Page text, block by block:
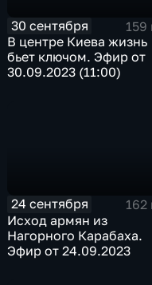
30 сентября
159
В центре Киева жизнь
бьет ключом. Эфир от
30.09.2023 (11:00)
24 сентября
162
Исход армян из
Нагорного Карабаха.
Эфир от 24.09.2023